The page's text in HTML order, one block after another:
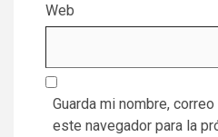
Web
Guarda mi nombre,
este navegador para la